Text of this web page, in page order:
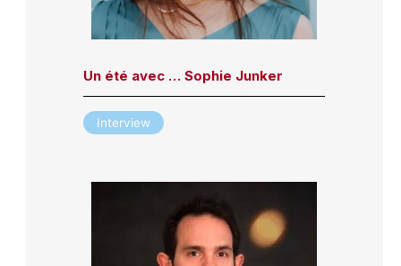
Un été avec … Sophie Junker
Interview